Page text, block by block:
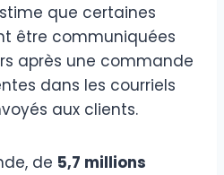
que certaines
être communiquées
après une commande
dans les courriels
aux clients.
de 5,7 millions